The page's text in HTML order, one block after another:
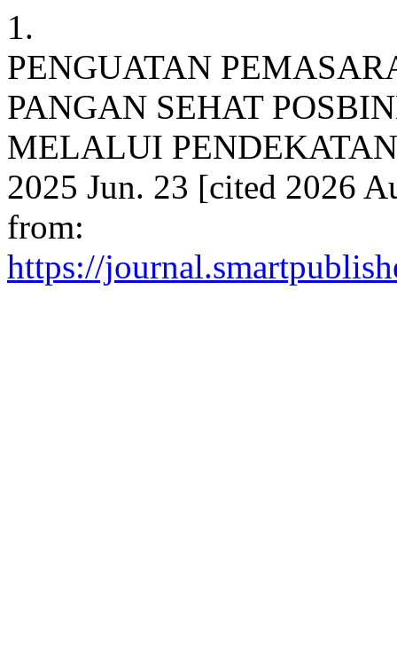
1.
PENGUATAN
PANGAN SEHAT
MELALUI
2025 Jun. 23 [cited 2026
from:
https://